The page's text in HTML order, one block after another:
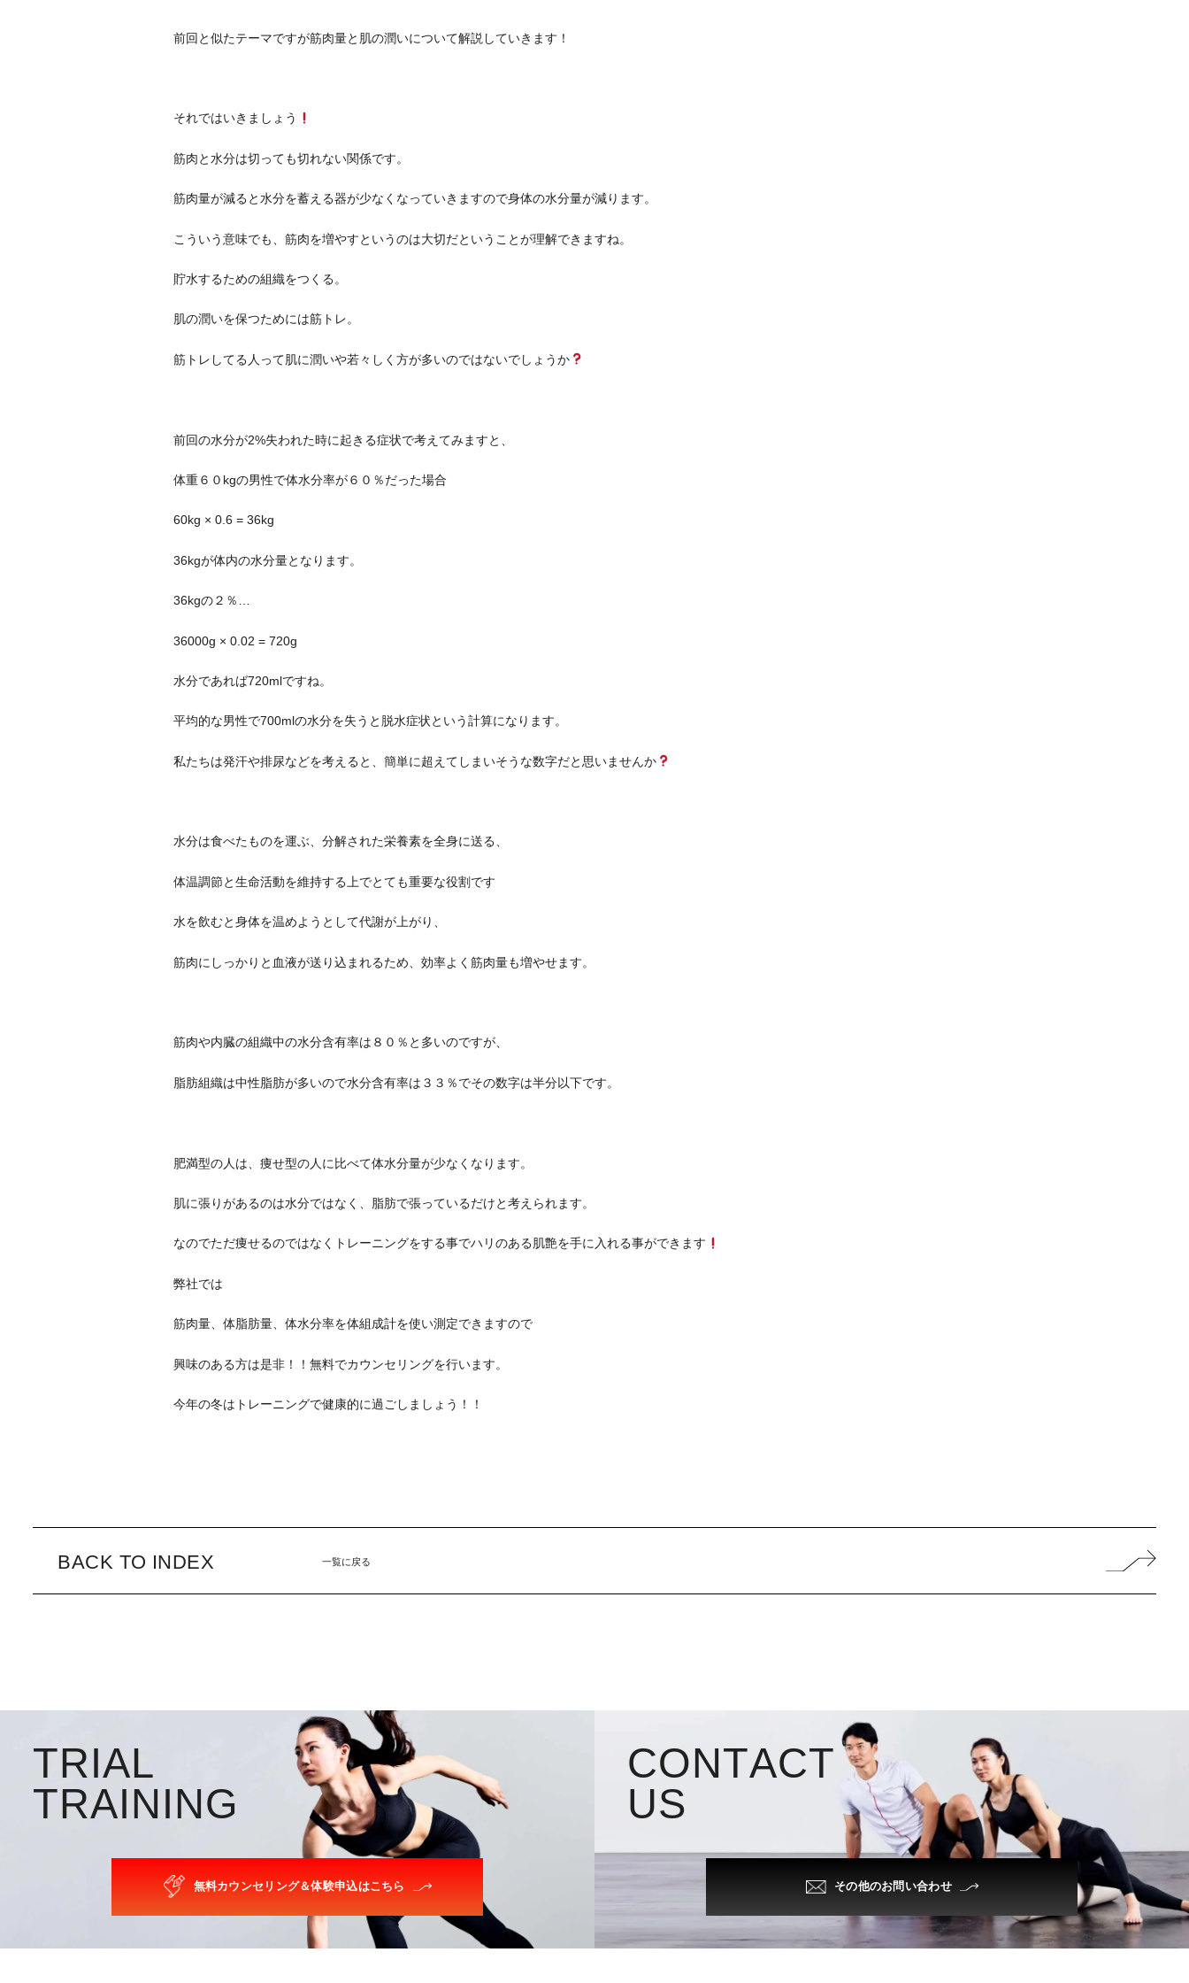
前回と似たテーマですが筋肉量と肌の潤いについて解説していきます！
それではいきましょう
筋肉と水分は切っても切れない関係です。
筋肉量が減ると水分を蓄える器が少なくなっていきますので身体の水分量が減ります。
こういう意味でも、筋肉を増やすというのは大切だということが理解できますね。
貯水するための組織をつくる。
肌の潤いを保つためには筋トレ。
筋トレしてる人って肌に潤いや若々しく方が多いのではないでしょうか
前回の水分が2%失われた時に起きる症状で考えてみますと、
体重６０kgの男性で体水分率が６０％だった場合
60kg × 0.6 = 36kg
36kgが体内の水分量となります。
36kgの２％…
36000g × 0.02 = 720g
水分であれば720mlですね。
平均的な男性で700mlの水分を失うと脱水症状という計算になります。
私たちは発汗や排尿などを考えると、簡単に超えてしまいそうな数字だと思いませんか
水分は食べたものを運ぶ、分解された栄養素を全身に送る、
体温調節と生命活動を維持する上でとても重要な役割です
水を飲むと身体を温めようとして代謝が上がり、
筋肉にしっかりと血液が送り込まれるため、効率よく筋肉量も増やせます。
筋肉や内臓の組織中の水分含有率は８０％と多いのですが、
脂肪組織は中性脂肪が多いので水分含有率は３３％でその数字は半分以下です。
肥満型の人は、痩せ型の人に比べて体水分量が少なくなります。
肌に張りがあるのは水分ではなく、脂肪で張っているだけと考えられます。
なのでただ痩せるのではなくトレーニングをする事でハリのある肌艶を手に入れる事ができます
弊社では
筋肉量、体脂肪量、体水分率を体組成計を使い測定できますので
興味のある方は是非！！無料でカウンセリングを行います。
今年の冬はトレーニングで健康的に過ごしましょう！！
BACK TO INDEX 一覧に戻る
TRIAL
TRAINING
無料カウンセリング＆体験申込はこちら
CONTACT
US
その他のお問い合わせ